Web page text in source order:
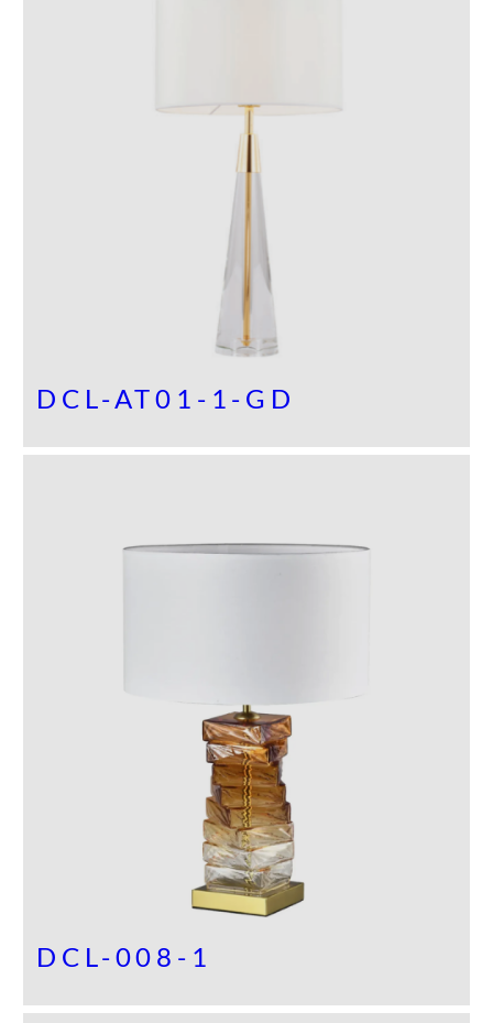
DCL-AT01-1-GD
DCL-008-1